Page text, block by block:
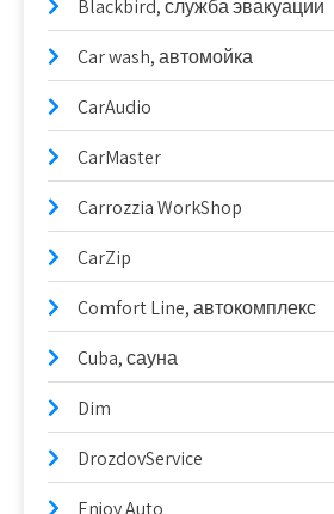
Blackbird, служба эвакуации
Car wash, автомойка
CarAudio
CarMaster
Carrozzia WorkShop
CarZip
Comfort Line, автокомплекс
Cuba, сауна
Dim
DrozdovService
Enjoy Auto